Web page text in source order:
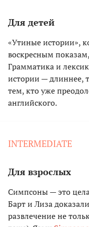
Для детей
«Утиные истории»,
воскресным
Грамматика и
истории — длиннее,
тем, кто уже
английского.
INTERMEDIATE
Для взрослых
Симпсоны — это
Барт и Лиза
развлечение не